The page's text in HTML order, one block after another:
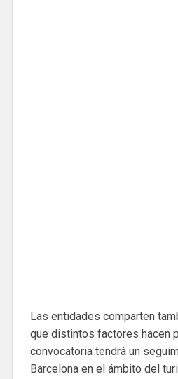
Las entidades comparten
que distintos factores hacen
convocatoria tendrá un
Barcelona en el ámbito del